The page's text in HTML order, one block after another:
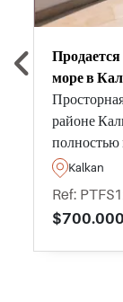
море в
районе
полностью
семьей.
Detect
Kalkan
Ref:
$700.000